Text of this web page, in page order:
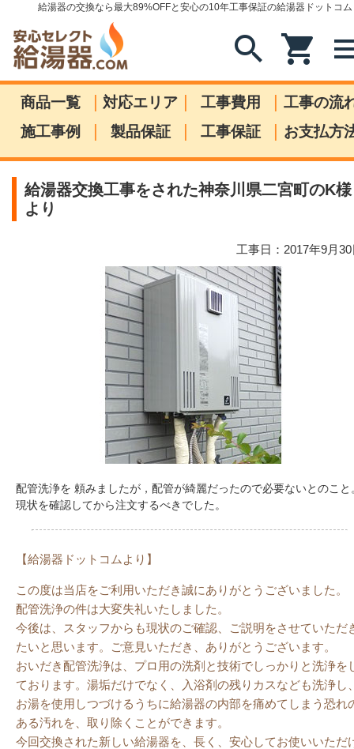
給湯器の交換なら最大89%OFFと安心の10年工事保証の給湯器ドットコム
search shopping_cart
商品一覧 | 対応エリア | 工事費用 | 工事の流
施工事例
| 製品保証 | 工事保証 | お支払方
給湯器交換工事をされた神奈川県二宮町のK様
より
工事日：2017年9月
配管洗浄を 頼みましたが，配管が綺麗だったので必要ないとのこと
現状を確認してから注文するべきでした。
【給湯器ドットコムより】
この度は当店をご利用いただき誠にありがとうございました。
配管洗浄の件は大変失礼いたしました。
今後は、スタッフからも現状のご確認、ご説明をさせていただ
たいと思います。ご意見いただき、ありがとうございます。
おいだき配管洗浄は、プロ用の洗剤と技術でしっかりと洗浄を
ております。湯垢だけでなく、入浴剤の残りカスなども洗浄し
お湯を使用しつづけるうちに給湯器の内部を痛めてしまう恐れ
ある汚れを、取り除くことができます。
今回交換された新しい給湯器を、長く、安心してお使いいただ